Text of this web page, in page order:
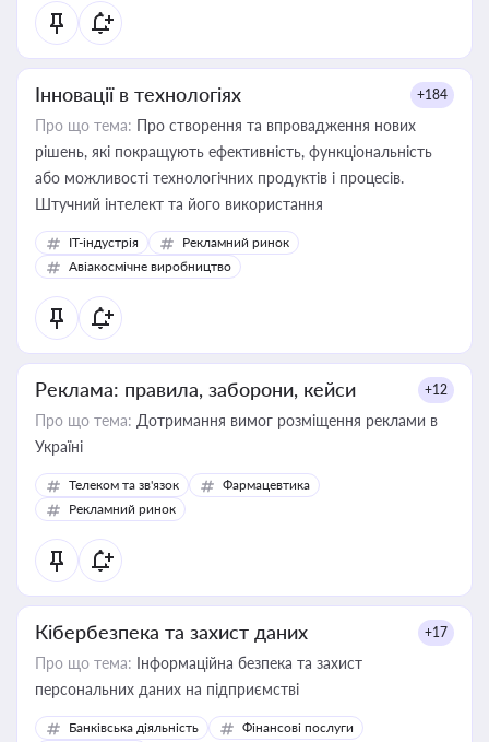
Інновації в технологіях +184
Про що тема: Про створення та впровадження нових
рішень, які покращують ефективність, функціональність
або можливості технологічних продуктів і процесів.
Штучний інтелект та його використання
IT-індустрія
Рекламний ринок
Авіакосмічне виробництво
Реклама: правила, заборони, кейси +12
Про що тема: Дотримання вимог розміщення реклами в
Україні
Телеком та зв'язок
Фармацевтика
Рекламний ринок
Кібербезпека та захист даних +17
Про що тема: Інформаційна безпека та захист
персональних даних на підприємстві
Банківська діяльність
Фінансові послуги